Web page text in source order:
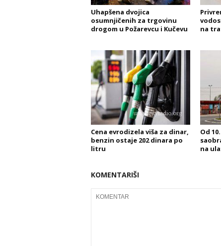
Uhapšena dvojica
osumnjičenih za trgovinu
drogom u Požarevcu i Kučevu
na
Cena evrodizela viša za dinar,
benzin ostaje 202 dinara po
litru
Od
na
KOMENTARIŠI